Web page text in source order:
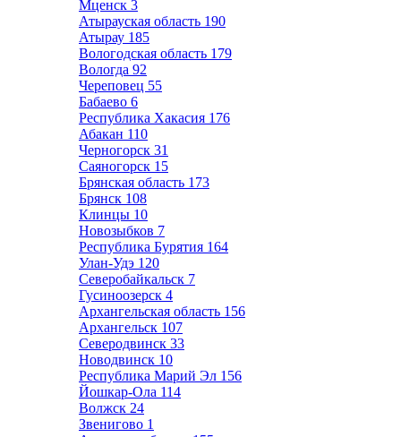
Мценск 3
Атырауская область 190
Атырау 185
Вологодская область 179
Вологда 92
Череповец 55
Бабаево 6
Республика Хакасия 176
Абакан 110
Черногорск 31
Саяногорск 15
Брянская область 173
Брянск 108
Клинцы 10
Новозыбков 7
Республика Бурятия 164
Улан-Удэ 120
Северобайкальск 7
Гусиноозерск 4
Архангельская область 156
Архангельск 107
Северодвинск 33
Новодвинск 10
Республика Марий Эл 156
Йошкар-Ола 114
Волжск 24
Звенигово 1